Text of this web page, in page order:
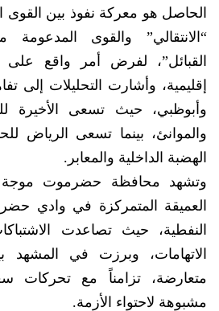
الحاصل هو معركة نفوذ بين القوى
“الانتقالي” والقوى
القبائل”، لفرض أمر واقع
إقليمية، وأشارت التحليلات إلى
وأبوظبي، حيث تسعى الأخيرة
والموانئ، بينما تسعى الرياض
الهضبة الداخلية والمعابر.
وتشهد محافظة حضرموت موجة
العميقة المتمركزة في وادي
النفطية، حيث تصاعدت
الاتهامات، وبرزت في المشهد
متعارضة، تزامناً مع تحركات
مشبوهة لاحتواء الأزمة.